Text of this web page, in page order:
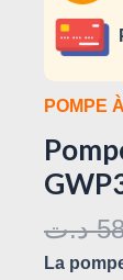
POMPE
د.ت
La